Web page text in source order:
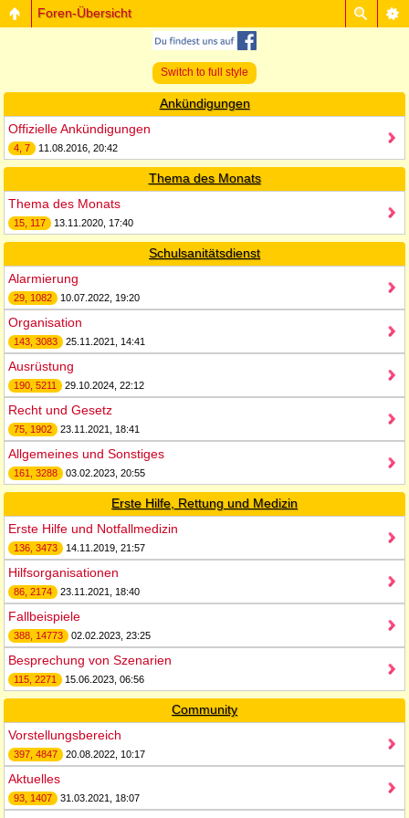
Foren-Übersicht
Switch to full style
Ankündigungen
Offizielle Ankündigungen
4, 7 11.08.2016, 20:42
Thema des Monats
Thema des Monats
15, 117 13.11.2020, 17:40
Schulsanitätsdienst
Alarmierung
29, 1082 10.07.2022, 19:20
Organisation
143, 3083 25.11.2021, 14:41
Ausrüstung
190, 5211 29.10.2024, 22:12
Recht und Gesetz
75, 1902 23.11.2021, 18:41
Allgemeines und Sonstiges
161, 3288 03.02.2023, 20:55
Erste Hilfe, Rettung und Medizin
Erste Hilfe und Notfallmedizin
136, 3473 14.11.2019, 21:57
Hilfsorganisationen
86, 2174 23.11.2021, 18:40
Fallbeispiele
388, 14773 02.02.2023, 23:25
Besprechung von Szenarien
115, 2271 15.06.2023, 06:56
Community
Vorstellungsbereich
397, 4847 20.08.2022, 10:17
Aktuelles
93, 1407 31.03.2021, 18:07